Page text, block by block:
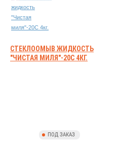
СТЕКЛООМЫВ ЖИДКОСТЬ
"ЧИСТАЯ МИЛЯ"-20С 4КГ.
ПОД ЗАКАЗ